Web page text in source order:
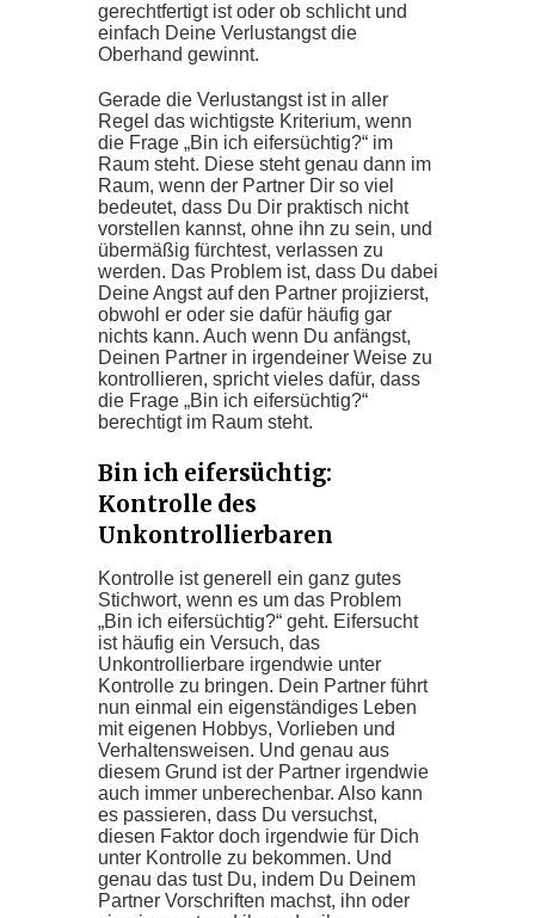
gerechtfertigt ist oder ob schlicht und
einfach Deine Verlustangst die
Oberhand gewinnt.
Gerade die Verlustangst ist in aller
Regel das wichtigste Kriterium, wenn
die Frage „Bin ich eifersüchtig?“ im
Raum steht. Diese steht genau dann im
Raum, wenn der Partner Dir so viel
bedeutet, dass Du Dir praktisch nicht
vorstellen kannst, ohne ihn zu sein, und
übermäßig fürchtest, verlassen zu
werden. Das Problem ist, dass Du dabei
Deine Angst auf den Partner projizierst,
obwohl er oder sie dafür häufig gar
nichts kann. Auch wenn Du anfängst,
Deinen Partner in irgendeiner Weise zu
kontrollieren, spricht vieles dafür, dass
die Frage „Bin ich eifersüchtig?“
berechtigt im Raum steht.
Bin ich eifersüchtig:
Kontrolle des
Unkontrollierbaren
Kontrolle ist generell ein ganz gutes
Stichwort, wenn es um das Problem
„Bin ich eifersüchtig?“ geht. Eifersucht
ist häufig ein Versuch, das
Unkontrollierbare irgendwie unter
Kontrolle zu bringen. Dein Partner führt
nun einmal ein eigenständiges Leben
mit eigenen Hobbys, Vorlieben und
Verhaltensweisen. Und genau aus
diesem Grund ist der Partner irgendwie
auch immer unberechenbar. Also kann
es passieren, dass Du versuchst,
diesen Faktor doch irgendwie für Dich
unter Kontrolle zu bekommen. Und
genau das tust Du, indem Du Deinem
Partner Vorschriften machst, ihn oder